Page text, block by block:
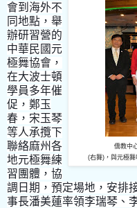
僑教中
(右舞)，與元極
會到海外不
同地點，舉
辦研習營的
中華民國元
極舞協會，
在大波士頓
學員多年催
促，鄭玉
春，宋玉琴
等人承攬下
聯絡麻州各
地元極舞練
習團體，協
調日期，預定場地，安排
事長潘美蓮率領李瑞琴、